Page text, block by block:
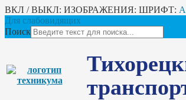
ВКЛ / ВЫКЛ: ИЗОБРАЖЕНИЯ: ШРИФТ: A
Для слабовидящих
Поиск